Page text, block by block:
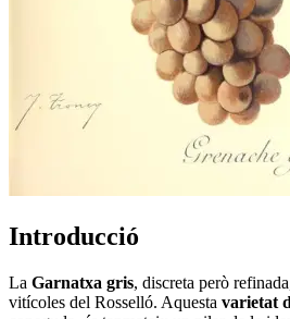
Introducció
La Garnatxa gris, discreta però
vitícoles del Rosselló. Aquesta varietat